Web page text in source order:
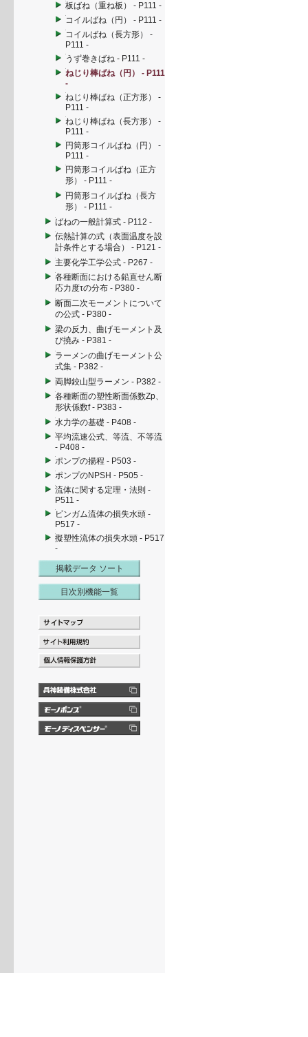
板ばね（重ね板） - P111 -
コイルばね（円） - P111 -
コイルばね（長方形） -
P111 -
うず巻きばね - P111 -
ねじり棒ばね（円） - P111
-
ねじり棒ばね（正方形） -
P111 -
ねじり棒ばね（長方形） -
P111 -
円筒形コイルばね（円） -
P111 -
円筒形コイルばね（正方
形） - P111 -
円筒形コイルばね（長方
形） - P111 -
ばねの一般計算式 - P112 -
伝熱計算の式（表面温度を設
計条件とする場合） - P121 -
主要化学工学公式 - P267 -
各種断面における鉛直せん断
応力度τの分布 - P380 -
断面二次モーメントについて
の公式 - P380 -
梁の反力、曲げモーメント及
び撓み - P381 -
ラーメンの曲げモーメント公
式集 - P382 -
両脚鉸山型ラーメン - P382 -
各種断面の塑性断面係数Zp、
形状係数f - P383 -
水力学の基礎 - P408 -
平均流速公式、等流、不等流
- P408 -
ポンプの揚程 - P503 -
ポンプのNPSH - P505 -
流体に関する定理・法則 -
P511 -
ビンガム流体の損失水頭 -
P517 -
擬塑性流体の損失水頭 - P517
-
掲載データ ソート
目次別機能一覧